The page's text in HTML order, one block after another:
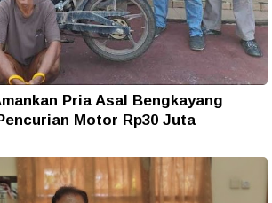
Pria Asal Bengkayang
Motor Rp30 Juta